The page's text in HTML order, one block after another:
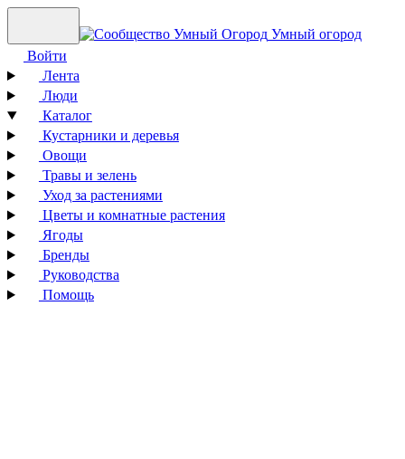
Умный огород
Войти
Лента
Люди
Каталог
Кустарники и деревья
Овощи
Травы и зелень
Уход за растениями
Цветы и комнатные растения
Ягоды
Бренды
Руководства
Помощь